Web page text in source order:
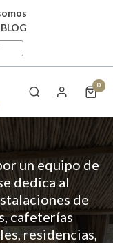
BLOG
0
un equipo de
dedica al
de
cafeterías
residencias,